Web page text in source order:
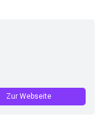
Zur Webseite